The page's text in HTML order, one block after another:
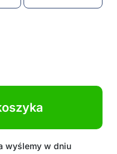
wyślemy w dniu